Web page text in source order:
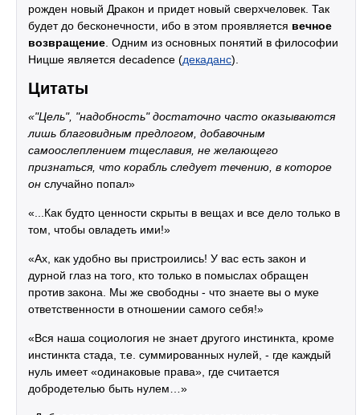
рожден новый Дракон и придет новый сверхчеловек. Так
будет до бесконечности, ибо в этом проявляется вечное
возвращение. Одним из основных понятий в философии
Ницше является decadence (декаданс).
Цитаты
«"Цель", "надобность" достаточно часто оказываются
лишь благовидным предлогом, добавочным
самоослеплением тщеславия, не желающего
признаться, что корабль следует течению, в которое
он случайно попал»
«...Как будто ценности скрыты в вещах и все дело только в
том, чтобы овладеть ими!»
«Ах, как удобно вы пристроились! У вас есть закон и
дурной глаз на того, кто только в помыслах обращен
против закона. Мы же свободны - что знаете вы о муке
ответственности в отношении самого себя!»
«Вся наша социология не знает другого инстинкта, кроме
инстинкта стада, т.е. суммированных нулей, - где каждый
нуль имеет «одинаковые права», где считается
добродетелью быть нулем…»